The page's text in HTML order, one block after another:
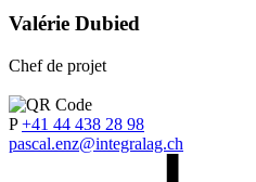
Valérie Dubied
Chef de projet
P +41 44 438 28 98
pascal.enz@integralag.ch